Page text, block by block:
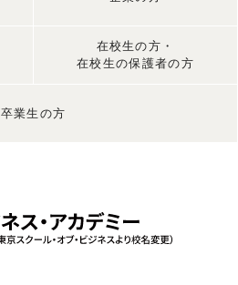
在校生の方・
在校生の保護者の方
卒業生の方